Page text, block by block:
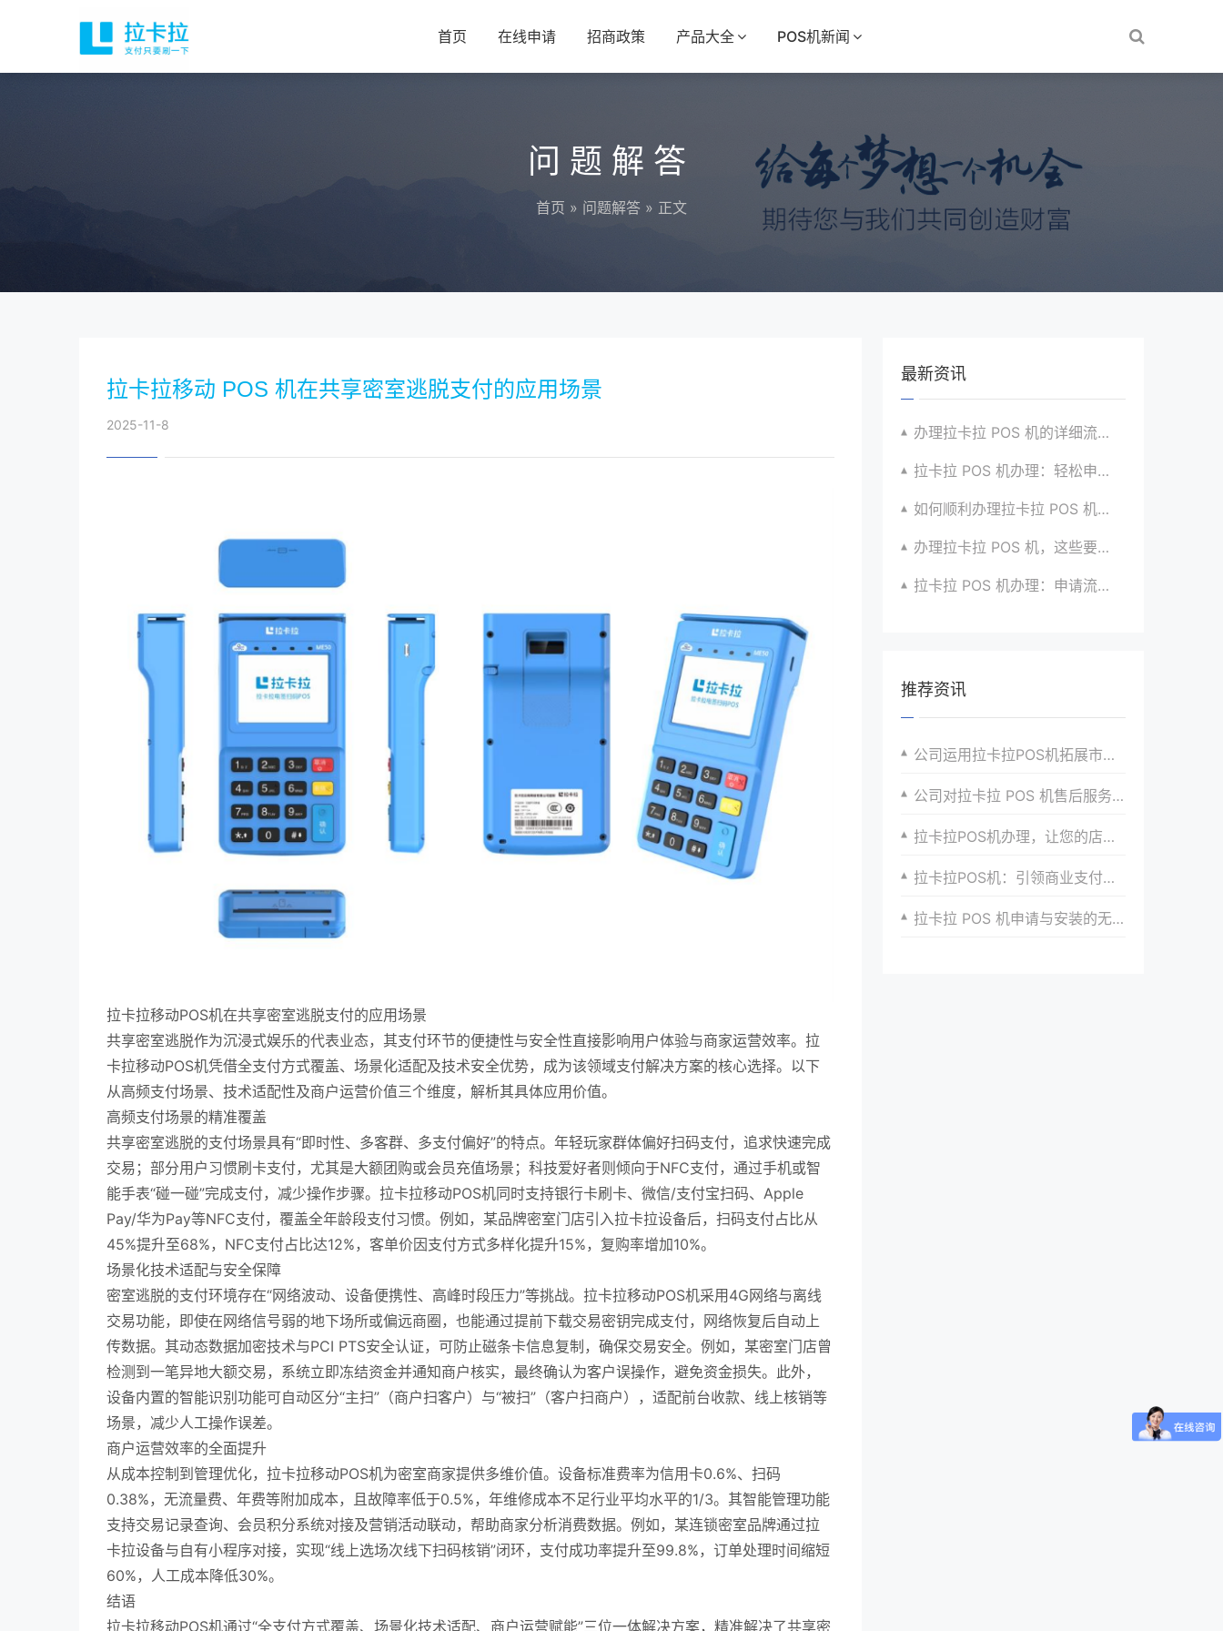
首页 在线申请 招商政策 产品大全 POS机新闻
问题解答
首页 » 问题解答 » 正文
拉卡拉移动 POS 机在共享密室逃脱支付的应用场景
2025-11-8
拉卡拉移动POS机在共享密室逃脱支付的应用场景
共享密室逃脱作为沉浸式娱乐的代表业态，其支付环节的便捷性与安全性直接影响用户体验与商家运营效率。拉
卡拉移动POS机凭借全支付方式覆盖、场景化适配及技术安全优势，成为该领域支付解决方案的核心选择。以下
从高频支付场景、技术适配性及商户运营价值三个维度，解析其具体应用价值。
高频支付场景的精准覆盖
共享密室逃脱的支付场景具有“即时性、多客群、多支付偏好”的特点。年轻玩家群体偏好扫码支付，追求快速完成
交易；部分用户习惯刷卡支付，尤其是大额团购或会员充值场景；科技爱好者则倾向于NFC支付，通过手机或智
能手表“碰一碰”完成支付，减少操作步骤。拉卡拉移动POS机同时支持银行卡刷卡、微信/支付宝扫码、Apple
Pay/华为Pay等NFC支付，覆盖全年龄段支付习惯。例如，某品牌密室门店引入拉卡拉设备后，扫码支付占比从
45%提升至68%，NFC支付占比达12%，客单价因支付方式多样化提升15%，复购率增加10%。
场景化技术适配与安全保障
密室逃脱的支付环境存在“网络波动、设备便携性、高峰时段压力”等挑战。拉卡拉移动POS机采用4G网络与离线
交易功能，即使在网络信号弱的地下场所或偏远商圈，也能通过提前下载交易密钥完成支付，网络恢复后自动上
传数据。其动态数据加密技术与PCI PTS安全认证，可防止磁条卡信息复制，确保交易安全。例如，某密室门店曾
检测到一笔异地大额交易，系统立即冻结资金并通知商户核实，最终确认为客户误操作，避免资金损失。此外，
设备内置的智能识别功能可自动区分“主扫”（商户扫客户）与“被扫”（客户扫商户），适配前台收款、线上核销等
场景，减少人工操作误差。
商户运营效率的全面提升
从成本控制到管理优化，拉卡拉移动POS机为密室商家提供多维价值。设备标准费率为信用卡0.6%、扫码
0.38%，无流量费、年费等附加成本，且故障率低于0.5%，年维修成本不足行业平均水平的1/3。其智能管理功能
支持交易记录查询、会员积分系统对接及营销活动联动，帮助商家分析消费数据。例如，某连锁密室品牌通过拉
卡拉设备与自有小程序对接，实现“线上选场次线下扫码核销”闭环，支付成功率提升至99.8%，订单处理时间缩短
60%，人工成本降低30%。
结语
拉卡拉移动POS机通过“全支付方式覆盖、场景化技术适配、商户运营赋能”三位一体解决方案，精准解决了共享密
最新资讯
办理拉卡拉 POS 机的详细流程与注意点全解析
拉卡拉 POS 机办理：轻松申请，高效收款有高招
如何顺利办理拉卡拉 POS 机？全流程指南超实用
办理拉卡拉 POS 机，这些要点要牢记心间
拉卡拉 POS 机办理：申请流程与优势介绍超详细
推荐资讯
公司运用拉卡拉POS机拓展市场份额的策略研究
公司对拉卡拉 POS 机售后服务的需求与期望
拉卡拉POS机办理，让您的店铺实现无缝支付
拉卡拉POS机：引领商业支付新革命
拉卡拉 POS 机申请与安装的无缝衔接与高效配合